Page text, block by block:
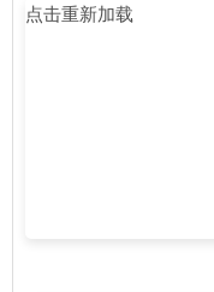
点击重新加载